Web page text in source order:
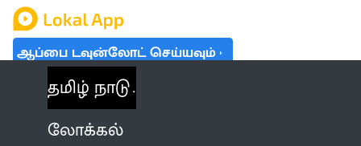
ஆப்பை டவுன்லோட் செய்யவும்
தமிழ் நாடு
லோக்கல்